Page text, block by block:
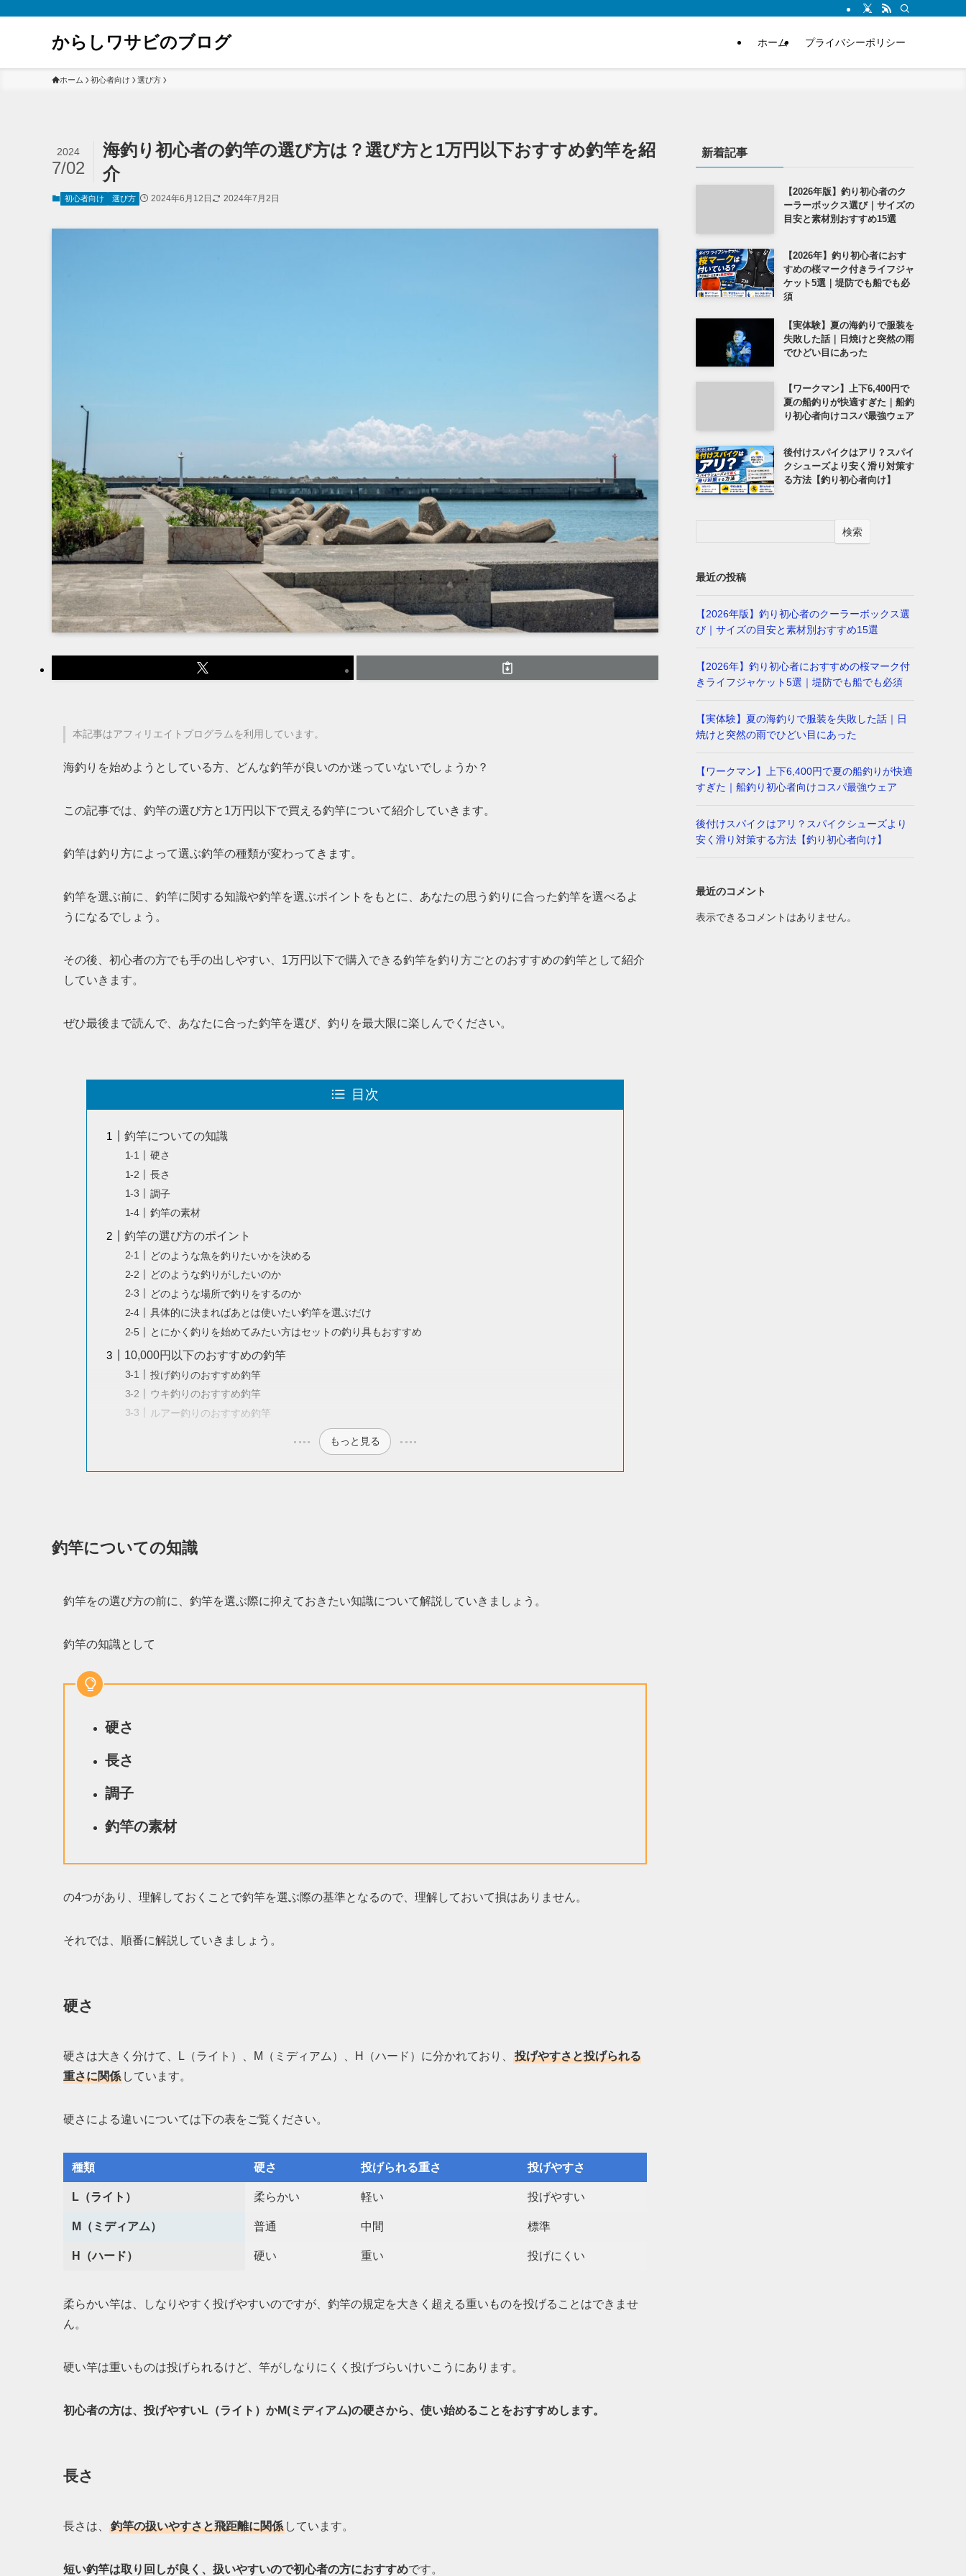
からしワサビのブログ ホーム プライバシーポリシー
ホーム 初心者向け 選び方
海釣り初心者の釣竿の選び方は？選び方と1万円以下おすすめ釣竿を紹
介
2024
7/02
初心者向け 選び方 2024年6月12日 2024年7月2日
本記事はアフィリエイトプログラムを利用しています。
海釣りを始めようとしている方、どんな釣竿が良いのか迷っていないでしょうか？
この記事では、釣竿の選び方と1万円以下で買える釣竿について紹介していきます。
釣竿は釣り方によって選ぶ釣竿の種類が変わってきます。
釣竿を選ぶ前に、釣竿に関する知識や釣竿を選ぶポイントをもとに、あなたの思う釣りに合った釣竿を選べるよ
うになるでしょう。
その後、初心者の方でも手の出しやすい、1万円以下で購入できる釣竿を釣り方ごとのおすすめの釣竿として紹介
していきます。
ぜひ最後まで読んで、あなたに合った釣竿を選び、釣りを最大限に楽しんでください。
目次
釣竿についての知識
硬さ
長さ
調子
釣竿の素材
釣竿の選び方のポイント
どのような魚を釣りたいかを決める
どのような釣りがしたいのか
どのような場所で釣りをするのか
具体的に決まればあとは使いたい釣竿を選ぶだけ
とにかく釣りを始めてみたい方はセットの釣り具もおすすめ
10,000円以下のおすすめの釣竿
投げ釣りのおすすめ釣竿
ウキ釣りのおすすめ釣竿
ルアー釣りのおすすめ釣竿
もっと見る
釣竿についての知識
釣竿をの選び方の前に、釣竿を選ぶ際に抑えておきたい知識について解説していきましょう。
釣竿の知識として
硬さ
長さ
調子
釣竿の素材
の4つがあり、理解しておくことで釣竿を選ぶ際の基準となるので、理解しておいて損はありません。
それでは、順番に解説していきましょう。
硬さ
硬さは大きく分けて、L（ライト）、M（ミディアム）、H（ハード）に分かれており、
投げやすさと投げられる
重さに関係 しています。
硬さによる違いについては下の表をご覧ください。
種類 硬さ 投げられる重さ 投げやすさ
L（ライト） 柔らかい 軽い 投げやすい
M（ミディアム） 普通 中間 標準
H（ハード） 硬い 重い 投げにくい
柔らかい竿は、しなりやすく投げやすいのですが、釣竿の規定を大きく超える重いものを投げることはできませ
ん。
硬い竿は重いものは投げられるけど、竿がしなりにくく投げづらいけいこうにあります。
初心者の方は、投げやすいL（ライト）かM(ミディアム)の硬さから、使い始めることをおすすめします。
長さ
長さは、 釣竿の扱いやすさと飛距離に関係 しています。
短い釣竿は取り回しが良く、扱いやすいので初心者の方におすすめです。
新着記事
【2026年版】釣り初心者のク
ーラーボックス選び｜サイズの
目安と素材別おすすめ15選
【2026年】釣り初心者におす
すめの桜マーク付きライフジャ
ケット5選｜堤防でも船でも必
須
【実体験】夏の海釣りで服装を
失敗した話｜日焼けと突然の雨
でひどい目にあった
【ワークマン】上下6,400円で
夏の船釣りが快適すぎた｜船釣
り初心者向けコスパ最強ウェア
後付けスパイクはアリ？スパイ
クシューズより安く滑り対策す
る方法【釣り初心者向け】
検索
最近の投稿
【2026年版】釣り初心者のクーラーボックス選
び｜サイズの目安と素材別おすすめ15選
【2026年】釣り初心者におすすめの桜マーク付
きライフジャケット5選｜堤防でも船でも必須
【実体験】夏の海釣りで服装を失敗した話｜日
焼けと突然の雨でひどい目にあった
【ワークマン】上下6,400円で夏の船釣りが快適
すぎた｜船釣り初心者向けコスパ最強ウェア
後付けスパイクはアリ？スパイクシューズより
安く滑り対策する方法【釣り初心者向け】
最近のコメント
表示できるコメントはありません。